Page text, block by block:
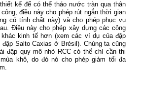
kế để có thể tháo nước tràn qua thân
điều này cho phép rút ngắn thời gian
có tính chất này) và cho phép phục vụ
Điều này cho phép xây dựng các công
kinh tế hơn (xem các ví dụ của đập
Salto Caxias ở Brésil). Chúng ta cũng
đập quy mô nhỏ RCC có thể chỉ cần thi
khô, do đó nó cho phép giảm tối đa